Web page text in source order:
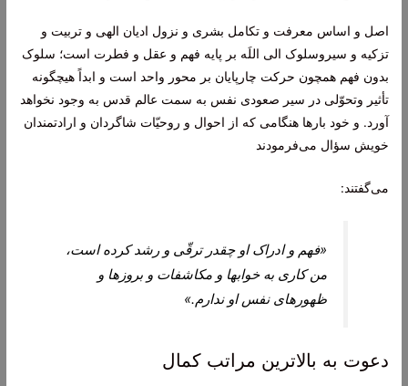
اصل و اساس معرفت و تكامل بشرى و نزول اديان الهى و تربيت و
تزكيه و سيروسلوک الى اللَه بر پايه فهم و عقل و فطرت است؛ سلوک
بدون فهم همچون حركت چارپايان بر محور واحد است و ابداً هيچ‏گونه
تأثير وتحوّلى در سير صعودى نفس به سمت عالم قدس به وجود نخواهد
آورد. و خود بارها هنگامى كه از احوال و روحيّات شاگردان و ارادتمندان
خويش سؤال می‌فرمودند
می‌گفتند:
«فهم و ادراک او چقدر ترقّى و رشد كرده است،
من كارى به خواب‏ها و مكاشفات و بروزها و
ظهورهاى نفس او ندارم.»
دعوت به بالاترین مراتب کمال